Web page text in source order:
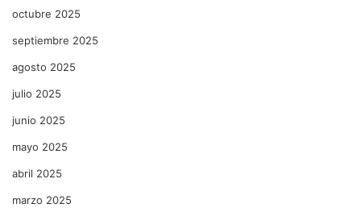
octubre 2025
septiembre 2025
agosto 2025
julio 2025
junio 2025
mayo 2025
abril 2025
marzo 2025